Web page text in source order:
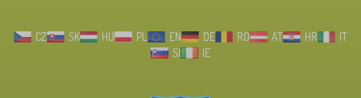
CZ SK HU PL EN DE RO AT HR
IT
SI
IE